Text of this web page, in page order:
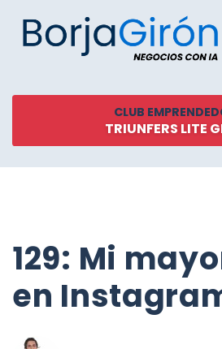
CLUB
TRIUNFERS LITE
129: Mi
en